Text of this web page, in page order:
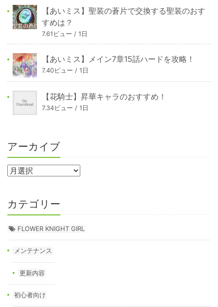
【あいミス】聖装の蒼片で交換する聖装のおす
すめは？
7.61ビュー / 1日
【あいミス】メイン7章15話ハードを攻略！
7.40ビュー / 1日
【花騎士】昇華キャラのおすすめ！
7.34ビュー / 1日
アーカイブ
カテゴリー
FLOWER KNIGHT GIRL
メンテナンス
更新内容
初心者向け